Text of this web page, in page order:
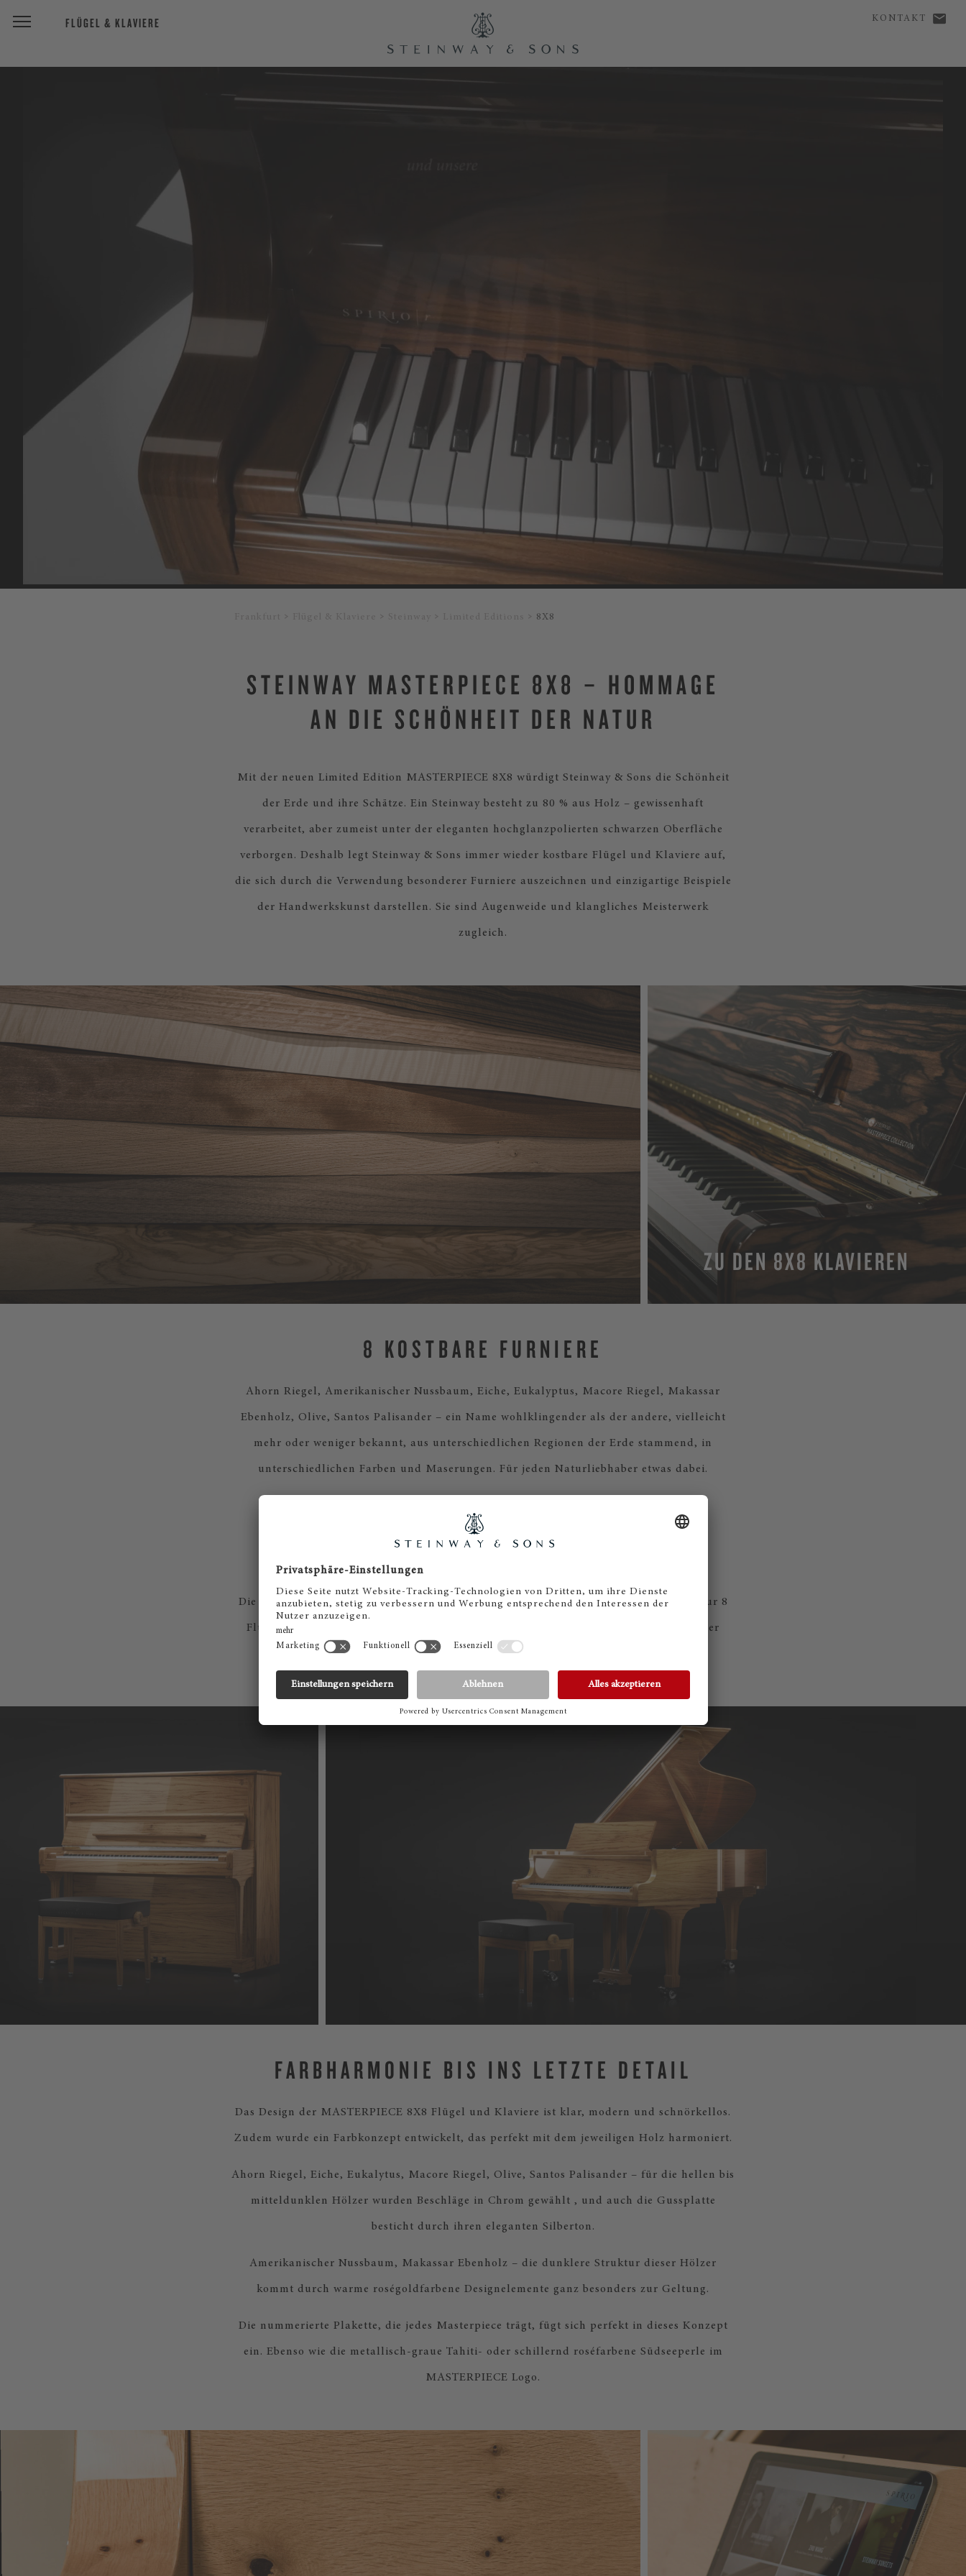
FLÜGEL & KLAVIERE KONTAKT
8X8
STEINWAY MASTERPIECE 8X8 – HOMMAGE
AN DIE SCHÖNHEIT DER NATUR
Mit der neuen Limited Edition MASTERPIECE 8X8 würdigt Steinway & Sons die Schönheit
der Erde und ihre Schätze. Ein Steinway besteht zu 80 % aus Holz – gewissenhaft
verarbeitet, aber zumeist unter der eleganten hochglanzpolierten schwarzen Oberfläche
verborgen. Deshalb legt Steinway & Sons immer wieder kostbare Flügel und Klaviere auf,
die sich durch die Verwendung besonderer Furniere auszeichnen und einzigartige Beispiele
der Handwerkskunst darstellen. Sie sind Augenweide und klangliches Meisterwerk
zugleich.
ZU DEN 8X8 KLAVIEREN
8 KOSTBARE FURNIERE
Ahorn Riegel, Amerikanischer Nussbaum, Eiche, Eukalyptus, Macore Riegel, Makassar
Ebenholz, Olive, Santos Palisander – ein Name wohlklingender als der andere, vielleicht
mehr oder weniger bekannt, aus unterschiedlichen Regionen der Erde stammend, in
unterschiedlichen Farben und Maserungen. Für jeden Naturliebhaber etwas dabei.
8 FLÜGEL UND 8 KLAVIERE
Die Zahl 8 symbolisiert großes Glück und deshalb werden von jeder Holzart jeweils nur 8
Flügel und aufgelegt, leidenschaftlich und mit Respekt für die Natur in der
Steinway Manufaktur in Hamburg handgefertigt.
FARBHARMONIE BIS INS LETZTE DETAIL
Das Design der MASTERPIECE 8X8 Flügel und Klaviere ist klar, modern und schnörkellos.
Zudem wurde ein Farbkonzept entwickelt, das perfekt mit dem jeweiligen Holz harmoniert.
Ahorn Riegel, Eiche, Eukalytus, Macore Riegel, Olive, Santos Palisander – für die hellen bis
mitteldunklen Hölzer wurden Beschläge in Chrom gewählt , und auch die Gussplatte
besticht durch ihren eleganten Silberton.
Amerikanischer Nussbaum, Makassar Ebenholz – die dunklere Struktur dieser Hölzer
kommt durch warme roségoldfarbene Designelemente ganz besonders zur Geltung.
Die nummerierte Plakette, die jedes Masterpiece trägt, fügt sich perfekt in dieses Konzept
ein. Ebenso wie die metallisch-graue Tahiti- oder schillernd roséfarbene Südseeperle im
MASTERPIECE Logo.